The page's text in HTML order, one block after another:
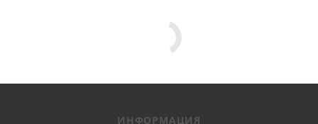
Прежде, чем купить евроштакетник полукруглый для
забора в Лыткарино, потенциальному клиенту
компании стоит ознакомиться с его основными
ИНФОРМАЦИЯ